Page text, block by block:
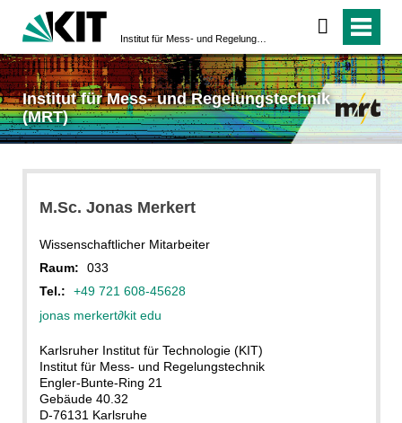
Institut für Mess- und Regelungstechnik
(MRT)
M.Sc. Jonas Merkert
Wissenschaftlicher Mitarbeiter
Raum:
033
Tel.:
+49 721 608-45628
jonas merkert∂kit edu
Karlsruher Institut für Technologie (KIT)
Institut für Mess- und Regelungstechnik
Engler-Bunte-Ring 21
Gebäude 40.32
D-76131 Karlsruhe